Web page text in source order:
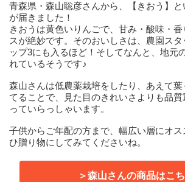
青森県・森山聡彦さんから、【きおう】
が届きました！
きおうは黄色いりんごで、甘み・酸味・
スが絶妙です。そのおいしさは、農園スタ
ップ3にも入るほど！そしてなんと、地元
れているそうです♪
森山さんは低農薬栽培をしたり、あえて
てることで、見た目のきれいさよりも品
っていらっしゃいます。
子供からご年配の方まで、幅広い層にオ
ひ贈り物にしてみてくださいね。
＞森山さんの商品はこ